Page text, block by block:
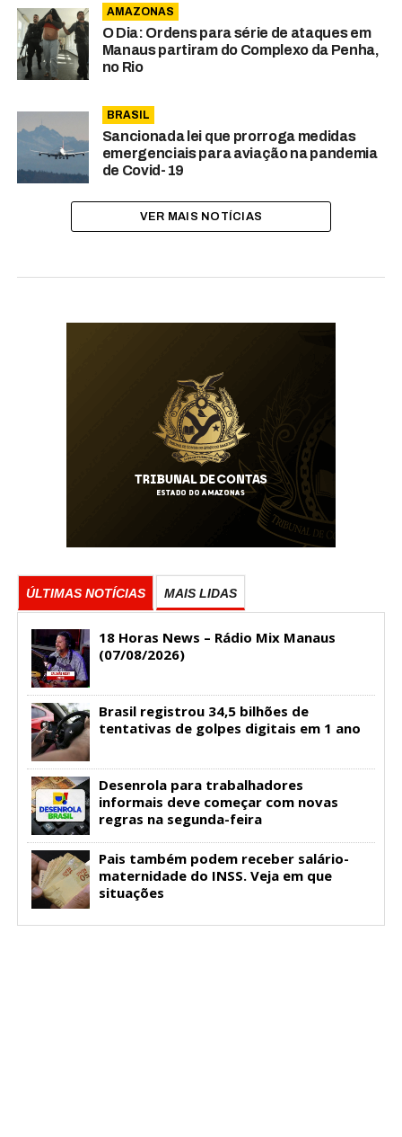
AMAZONAS
O Dia: Ordens para série de ataques em
Manaus partiram do Complexo da Penha,
no Rio
BRASIL
Sancionada lei que prorroga medidas
emergenciais para aviação na pandemia
de Covid-19
VER MAIS NOTÍCIAS
ÚLTIMAS NOTÍCIAS MAIS LIDAS
18 Horas News​​​​​​​​​​​​ – Rádio Mix Manaus
(07/08/2026)
Brasil registrou 34,5 bilhões de
tentativas de golpes digitais em 1 ano
Desenrola para trabalhadores
informais deve começar com novas
regras na segunda-feira
Pais também podem receber salário-
maternidade do INSS. Veja em que
situações